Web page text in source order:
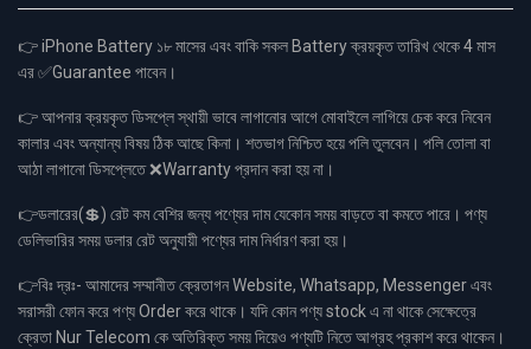
👉 iPhone Battery ১৮ মাসের এবং বাকি সকল Battery ক্রয়কৃত তারিখ থেকে 4 মাস
এর ✅Guarantee পাবেন।
👉 আপনার ক্রয়কৃত ডিসপ্লে স্থায়ী ভাবে লাগানোর আগে মোবাইলে লাগিয়ে চেক করে নিবেন
কালার এবং অন্যান্য বিষয় ঠিক আছে কিনা। শতভাগ নিশ্চিত হয়ে পলি তুলবেন। পলি তোলা বা
আঠা লাগানো ডিসপ্লেতে ❌Warranty প্রদান করা হয় না।
👉ডলারের(💲) রেট কম বেশির জন্য পণ্যের দাম যেকোন সময় বাড়তে বা কমতে পারে। পণ্য
ডেলিভারির সময় ডলার রেট অনুযায়ী পণ্যের দাম নির্ধারণ করা হয়।
👉বিঃ দ্রঃ- আমাদের সম্মানীত ক্রেতাগন Website, Whatsapp, Messenger এবং
সরাসরী ফোন করে পণ্য Order করে থাকে। যদি কোন পণ্য stock এ না থাকে সেক্ষেত্রে
ক্রেতা Nur Telecom কে অতিরিক্ত সময় দিয়েও পণ্যটি নিতে আগ্রহ প্রকাশ করে থাকেন।